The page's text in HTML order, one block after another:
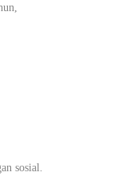
sosial.